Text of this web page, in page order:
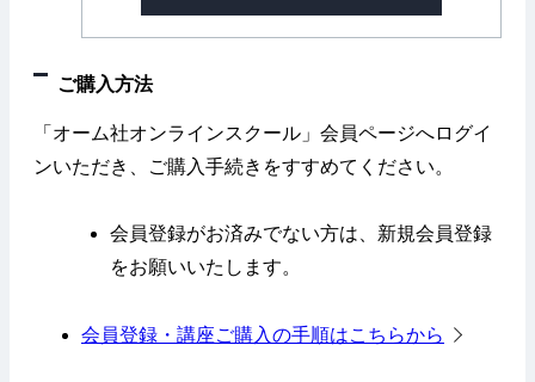
ご購入方法
「オーム社オンラインスクール」会員ページへログイ
ンいただき、ご購入手続きをすすめてください。
会員登録がお済みでない方は、新規会員登録
をお願いいたします。
会員登録・講座ご購入の手順はこちらから